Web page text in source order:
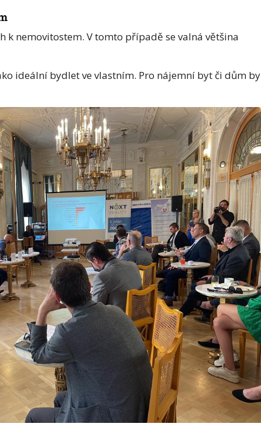
k nemovitostem. V tomto případě se valná většina
ideální bydlet ve vlastním. Pro nájemní byt či dům by